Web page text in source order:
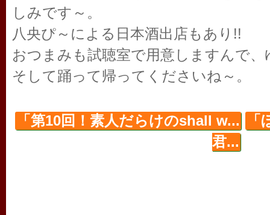
しみです～。
八央ぴ～による日本酒出店もあり!!
おつまみも試聴室で用意しますんで
そして踊って帰ってくださいね～。
「第10回！素人だらけのshall w...
君...